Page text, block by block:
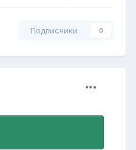
Подписчики 0